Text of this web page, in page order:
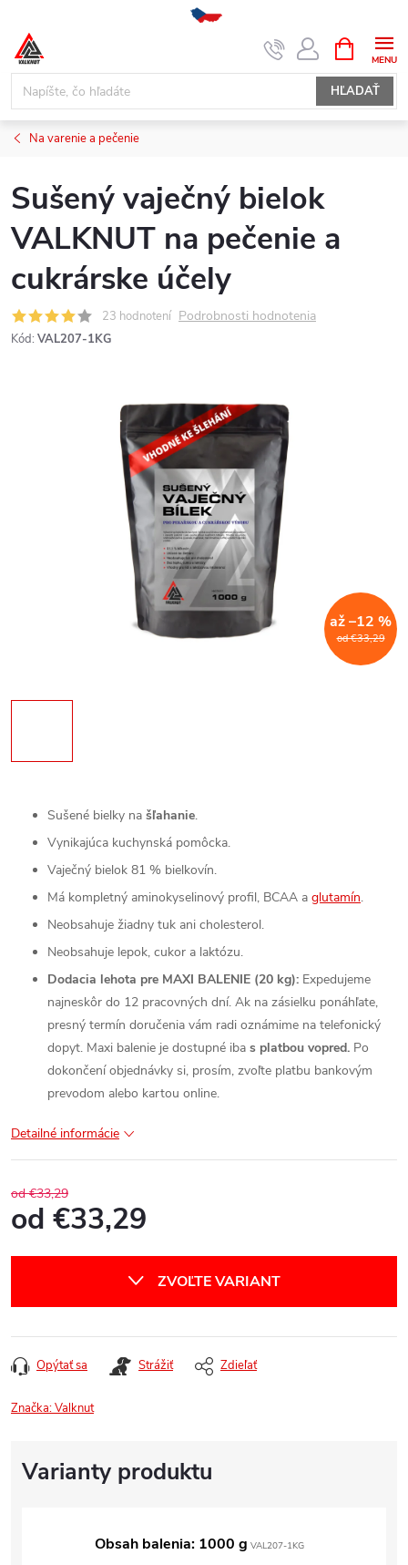
Prejsť
obsah
HĽADAŤ
KOŠÍK
Na varenie a pečenie
Sušený vaječný bielok
VALKNUT na pečenie a
cukrárske účely
23 hodnotení Podrobnosti hodnotenia
Kód: VAL207-1KG
od €33,29
až –12 %
Sušené bielky na šľahanie.
Vynikajúca kuchynská pomôcka.
Vaječný bielok 81 % bielkovín.
Má kompletný aminokyselinový profil, BCAA a glutamín.
Neobsahuje žiadny tuk ani cholesterol.
Neobsahuje lepok, cukor a laktózu.
Dodacia lehota pre MAXI BALENIE (20 kg): Expedujeme
najneskôr do 12 pracovných dní. Ak na zásielku ponáhľate,
presný termín doručenia vám radi oznámime na telefonický
dopyt. Maxi balenie je dostupné iba s platbou vopred. Po
dokončení objednávky si, prosím, zvoľte platbu bankovým
prevodom alebo kartou online.
Detailné informácie
od €33,29
od €33,29
ZVOĽTE VARIANT
Opýtať sa Strážiť Zdieľať
Značka:Valknut
Obsah balenia: 1000 g VAL207-1KG